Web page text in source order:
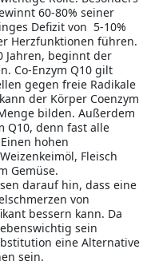
60-80% seiner
Defizit von 5-10%
Herzfunktionen führen.
Jahren, beginnt der
Co-Enzym Q10 gilt
gegen freie Radikale
der Körper Coenzym
bilden. Außerdem
Q10, denn fast alle
hohen
Fleisch
Gemüse.
darauf hin, dass eine
von
bessern kann. Da
sein
eine Alternative
sein.